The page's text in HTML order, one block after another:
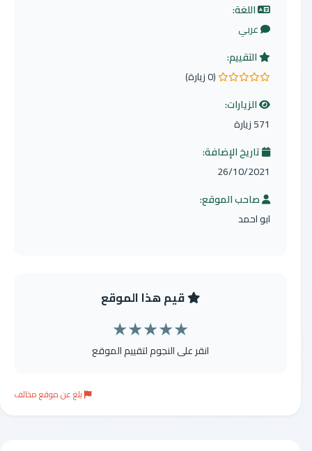
اللغة:
عربي
التقييم:
0.0 من 5 نجوم
(0 زيارة)
الزيارات:
571 زيارة
تاريخ الإضافة:
26/10/2021
صاحب الموقع:
ابو احمد
قيم هذا الموقع
★
★
★
★
★
انقر على النجوم لتقييم الموقع
بلغ عن موقع مخالف